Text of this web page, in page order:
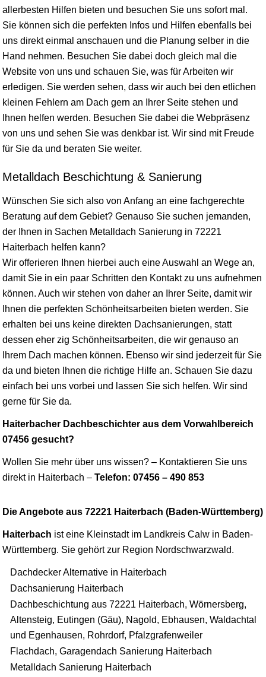
allerbesten Hilfen bieten und besuchen Sie uns sofort mal.
Sie können sich die perfekten Infos und Hilfen ebenfalls bei
uns direkt einmal anschauen und die Planung selber in die
Hand nehmen. Besuchen Sie dabei doch gleich mal die
Website von uns und schauen Sie, was für Arbeiten wir
erledigen. Sie werden sehen, dass wir auch bei den etlichen
kleinen Fehlern am Dach gern an Ihrer Seite stehen und
Ihnen helfen werden. Besuchen Sie dabei die Webpräsenz
von uns und sehen Sie was denkbar ist. Wir sind mit Freude
für Sie da und beraten Sie weiter.
Metalldach Beschichtung & Sanierung
Wünschen Sie sich also von Anfang an eine fachgerechte
Beratung auf dem Gebiet? Genauso Sie suchen jemanden,
der Ihnen in Sachen Metalldach Sanierung in 72221
Haiterbach helfen kann?
Wir offerieren Ihnen hierbei auch eine Auswahl an Wege an,
damit Sie in ein paar Schritten den Kontakt zu uns aufnehmen
können. Auch wir stehen von daher an Ihrer Seite, damit wir
Ihnen die perfekten Schönheitsarbeiten bieten werden. Sie
erhalten bei uns keine direkten Dachsanierungen, statt
dessen eher zig Schönheitsarbeiten, die wir genauso an
Ihrem Dach machen können. Ebenso wir sind jederzeit für Sie
da und bieten Ihnen die richtige Hilfe an. Schauen Sie dazu
einfach bei uns vorbei und lassen Sie sich helfen. Wir sind
gerne für Sie da.
Haiterbacher Dachbeschichter aus dem Vorwahlbereich
07456 gesucht?
Wollen Sie mehr über uns wissen? – Kontaktieren Sie uns
direkt in Haiterbach – Telefon: 07456 – 490 853
Die Angebote aus 72221 Haiterbach (Baden-Württemberg)
Haiterbach ist eine Kleinstadt im Landkreis Calw in Baden-
Württemberg. Sie gehört zur Region Nordschwarzwald.
Dachdecker Alternative in Haiterbach
Dachsanierung Haiterbach
Dachbeschichtung aus 72221 Haiterbach, Wörnersberg,
Altensteig, Eutingen (Gäu), Nagold, Ebhausen, Waldachtal
und Egenhausen, Rohrdorf, Pfalzgrafenweiler
Flachdach, Garagendach Sanierung Haiterbach
Metalldach Sanierung Haiterbach